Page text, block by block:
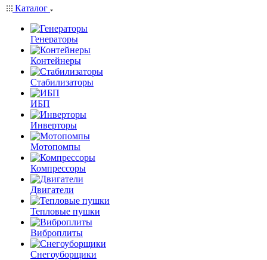
Каталог
Генераторы
Контейнеры
Стабилизаторы
ИБП
Инверторы
Мотопомпы
Компрессоры
Двигатели
Тепловые пушки
Виброплиты
Снегоуборщики